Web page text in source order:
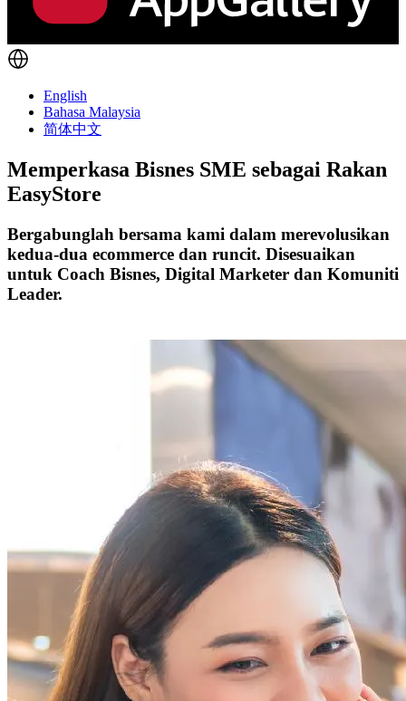
English
Bahasa Malaysia
简体中文
Memperkasa Bisnes SME sebagai Rakan
EasyStore
Bergabunglah bersama kami dalam merevolusikan
kedua-dua ecommerce dan runcit. Disesuaikan
untuk Coach Bisnes, Digital Marketer dan Komuniti
Leader.